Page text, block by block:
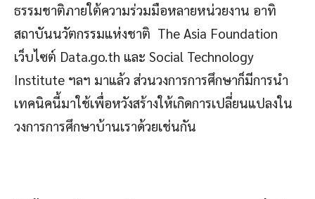
ธรรมชาติภายใต้ความร่วมมือหลายหน่วยงาน อาทิ
สถาบันนวัตกรรมแห่งชาติ The Asia Foundation
เว็บไซต์ Data.go.th และ Social Technology
Institute ฯลฯ มาแล้ว ส่วนวงการการศึกษาก็มีการนำ
เทคนิคนี้มาใช้เพื่อหวังสร้างให้เกิดการเปลี่ยนแปลงใน
วงการการศึกษาบ้านเราด้วยเช่นกัน